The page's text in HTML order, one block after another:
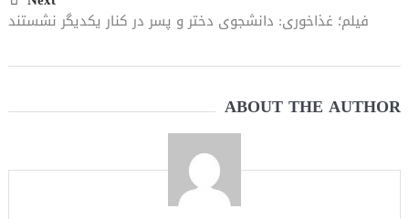
فیلم؛ غذاخوری: دانشجوی دختر و پسر در کنار یکدیگر نشستند
ABOUT THE AUTHOR